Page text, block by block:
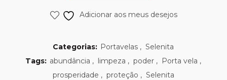
Adicionar aos meus desejos
Categorias: Portavelas , Selenita
Tags: abundância , limpeza , poder , Porta vela ,
prosperidade , proteção , Selenita